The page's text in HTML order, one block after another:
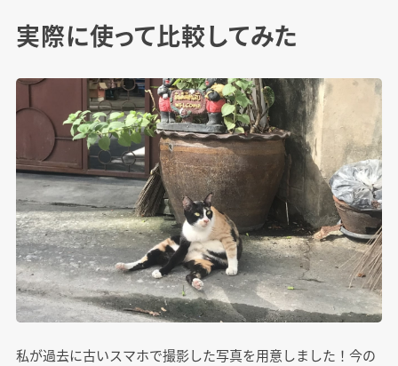
実際に使って比較してみた
私が過去に古いスマホで撮影した写真を用意しました！今の